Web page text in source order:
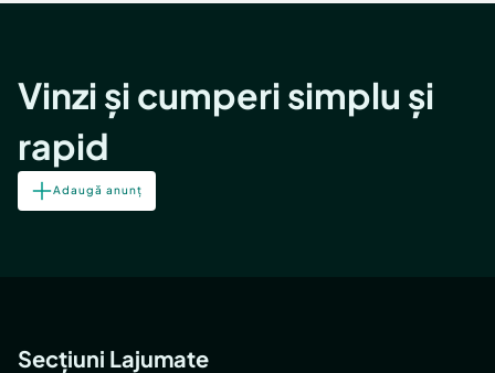
Vinzi și cumperi simplu și
rapid
Adaugă anunț
Secțiuni Lajumate